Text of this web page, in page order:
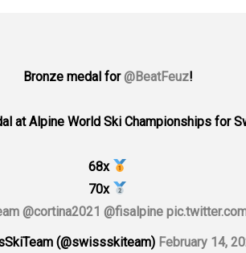
Bronze medal for@BeatFeuz!
at Alpine World Ski Championships for
68x
70x
@cortina2021 @fisalpine
(@swissskiteam) February 14,